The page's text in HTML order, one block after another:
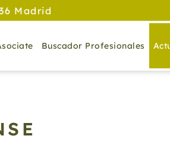
Madrid
Buscador Profesionales